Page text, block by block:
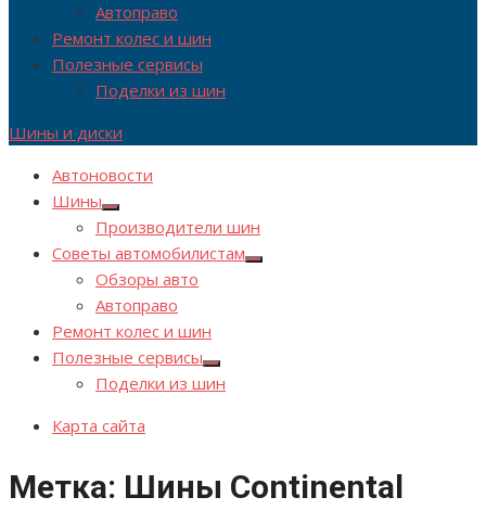
Автоправо
Ремонт колес и шин
Полезные сервисы
Поделки из шин
Шины и диски
Автоновости
Шины
Показывать
подменю
Производители шин
Советы автомобилистам
Показывать
Обзоры авто
Автоправо
Ремонт колес и шин
Полезные сервисы
Показывать
подменю
Поделки из шин
Карта сайта
Метка: Шины Continental